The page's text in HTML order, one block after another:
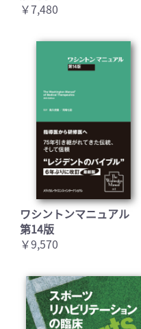
￥7,480
ワシントンマニュアル
第14版
￥9,570